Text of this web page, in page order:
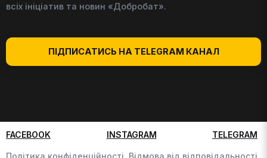
всіх ініціатив та новин «Добробат».
ПІДПИСАТИСЬ НА TELEGRAM КАНАЛ
FACEBOOK INSTAGRAM TELEGRAM
Політика конфіденційності, Відмова від відповідальності